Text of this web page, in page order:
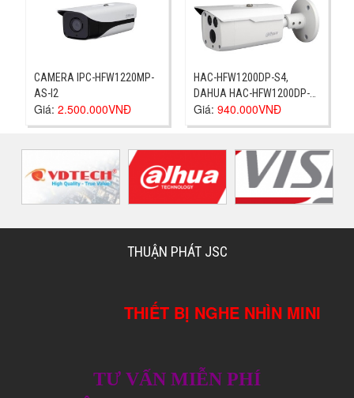
CAMERA IPC-HFW1220MP-
AS-I2
Giá:2.500.000VNĐ
HAC-HFW1200DP-S4,
DAHUA HAC-HFW1200DP-
S4
Giá: 940.000VNĐ
THUẬN PHÁT JSC
THIẾT BỊ NGHE NHÌN MINI
TƯ VẤN MIỄN PHÍ